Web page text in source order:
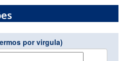
por virgula)